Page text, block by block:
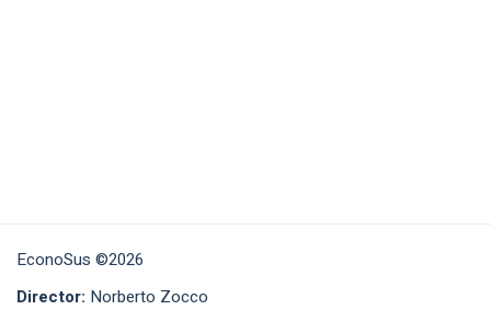
EconoSus ©2026
Director: Norberto Zocco